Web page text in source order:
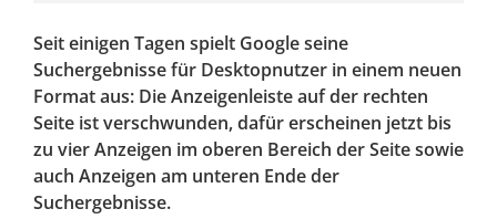
Seit einigen Tagen spielt Google seine
Suchergebnisse für Desktopnutzer in einem neuen
Format aus: Die Anzeigenleiste auf der rechten
Seite ist verschwunden, dafür erscheinen jetzt bis
zu vier Anzeigen im oberen Bereich der Seite sowie
auch Anzeigen am unteren Ende der
Suchergebnisse.